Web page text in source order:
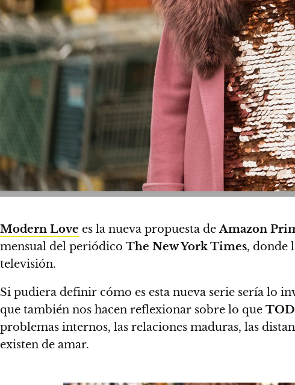
Modern Love es la nueva propuesta deAmazon
mensual del periódico The New York Times, donde
televisión.
Si pudiera definir cómo es esta nueva serie sería lo
que también nos hacen reflexionar sobre lo que
problemas internos, las relaciones maduras, las
existen de amar.